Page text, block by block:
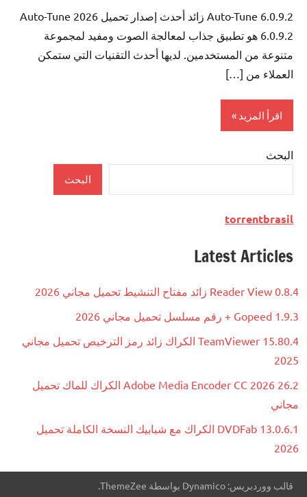
Auto-Tune 6.0.9.2 زائد أحدث إصدار تحميل 2026 Auto-Tune
6.0.9.2 هو تطبيق جذاب لمعالجة الصوت ومفيد لمجموعة
متنوعة من المستخدمين. لديها أحدث التقنيات التي ستمكن
العملاء من […]
اقرأ المزيد
Multimedia
البحث
البحث
torrentbrasil
Latest Articles
Reader View 0.8.4 زائد مفتاح التنشيط تحميل مجاني 2026
Gopeed 1.9.3 + رقم مسلسل تحميل مجاني 2026
TeamViewer 15.80.4 الكراك زائد رمز الترخيص تحميل مجاني
2025
Adobe Media Encoder CC 2026 26.2 الكراك للماك تحميل
مجاني
DVDFab 13.0.6.1 الكراك مع شبابيك النسخة الكاملة تحميل
2026
قالب ووردبريس: Dynamico بواسطة ThemeZee.